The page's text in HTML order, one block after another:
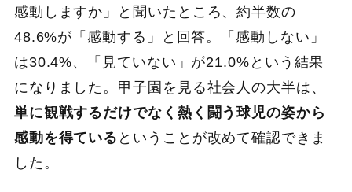
感動しますか」と聞いたところ、約半数の
48.6%が「感動する」と回答。「感動しない」
は30.4%、「見ていない」が21.0%という結果
になりました。甲子園を見る社会人の大半は、
単に観戦するだけでなく熱く闘う球児の姿から
感動を得ている ということが改めて確認できま
した。